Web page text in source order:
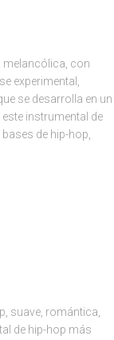
melancólica, con
experimental,
se desarrolla en un
instrumental de
de hip-hop,
suave, romántica,
de hip-hop más